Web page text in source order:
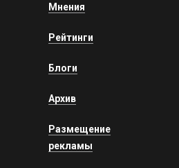
Мнения
Рейтинги
Блоги
Архив
Размещение
рекламы